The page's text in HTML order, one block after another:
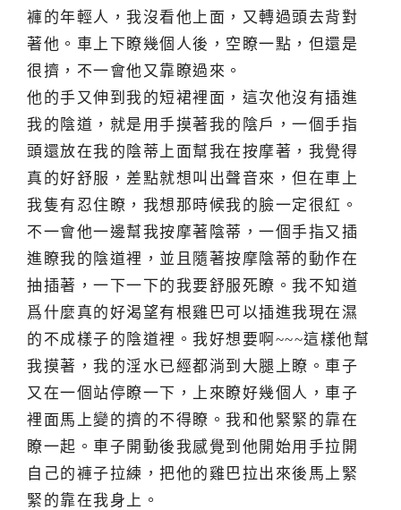
褲的年輕人，我沒看他上面，又轉過頭去背對
著他。車上下瞭幾個人後，空瞭一點，但還是
很擠，不一會他又靠瞭過來。
他的手又伸到我的短裙裡面，這次他沒有插進
我的陰道，就是用手摸著我的陰戶，一個手指
頭還放在我的陰蒂上面幫我在按摩著，我覺得
真的好舒服，差點就想叫出聲音來，但在車上
我隻有忍住瞭，我想那時候我的臉一定很紅。
不一會他一邊幫我按摩著陰蒂，一個手指又插
進瞭我的陰道裡，並且隨著按摩陰蒂的動作在
抽插著，一下一下的我要舒服死瞭。我不知道
爲什麼真的好渴望有根雞巴可以插進我現在濕
的不成樣子的陰道裡。我好想要啊~~~這樣他幫
我摸著，我的淫水已經都淌到大腿上瞭。車子
又在一個站停瞭一下，上來瞭好幾個人，車子
裡面馬上變的擠的不得瞭。我和他緊緊的靠在
瞭一起。車子開動後我感覺到他開始用手拉開
自己的褲子拉練，把他的雞巴拉出來後馬上緊
緊的靠在我身上。